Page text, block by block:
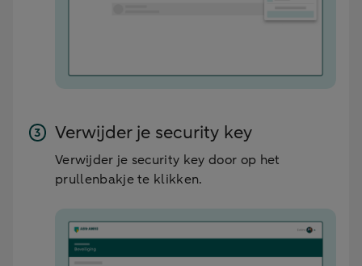
Verwijder je security key
Verwijder je security key door op het
prullenbakje te klikken.